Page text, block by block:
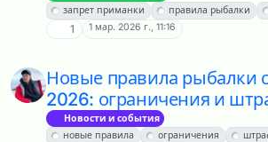
запрет приманки
правила рыбалки
1 1 мар. 2026 г., 11:16
Новые правила рыбалки
2026: ограничения и
Новости и события
новые правила
ограничения